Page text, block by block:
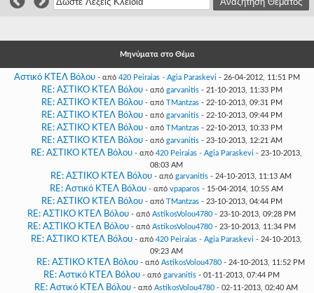
Μηνύματα στο Θέμα
Αστικό ΚΤΕΛ Βόλου - από 420 Peiraias - Agia Paraskevi - 26-04-2012, 11:51 PM
RE: ΑΣΤΙΚΟ ΚΤΕΛ Βόλου - από garvanitis- 21-10-2013, 11:33 PM
RE: ΑΣΤΙΚΟ ΚΤΕΛ Βόλου - από TMantzas- 22-10-2013, 09:31 PM
RE: ΑΣΤΙΚΟ ΚΤΕΛ Βόλου - από garvanitis- 22-10-2013, 09:44 PM
RE: ΑΣΤΙΚΟ ΚΤΕΛ Βόλου - από TMantzas- 22-10-2013, 10:33 PM
RE: ΑΣΤΙΚΟ ΚΤΕΛ Βόλου - από garvanitis- 23-10-2013, 12:21 AM
RE: ΑΣΤΙΚΟ ΚΤΕΛ Βόλου - από 420 Peiraias - Agia Paraskevi - 23-10-2013,
08:03 AM
RE: ΑΣΤΙΚΟ ΚΤΕΛ Βόλου - από garvanitis- 24-10-2013, 11:13 AM
RE: Αστικό ΚΤΕΛ Βόλου - από vpaparos- 15-04-2014, 10:55 AM
RE: ΑΣΤΙΚΟ ΚΤΕΛ Βόλου - από TMantzas- 23-10-2013, 04:44 PM
RE: ΑΣΤΙΚΟ ΚΤΕΛ Βόλου - από AstikosVolou4780 - 23-10-2013, 09:28 PM
RE: ΑΣΤΙΚΟ ΚΤΕΛ Βόλου - από AstikosVolou4780 - 23-10-2013, 11:34 PM
RE: ΑΣΤΙΚΟ ΚΤΕΛ Βόλου - από 420 Peiraias - Agia Paraskevi - 24-10-2013,
09:23 AM
RE: ΑΣΤΙΚΟ ΚΤΕΛ Βόλου - από AstikosVolou4780 - 24-10-2013, 11:52 PM
RE: Αστικό ΚΤΕΛ Βόλου - από garvanitis - 01-11-2013, 07:44 PM
RE: Αστικό ΚΤΕΛ Βόλου - από AstikosVolou4780 - 02-11-2013, 02:40 AM